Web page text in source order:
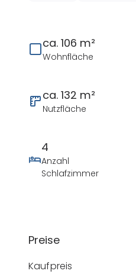
ca. 106 m²
Wohnfläche
ca. 132 m²
Nutzfläche
4
Anzahl
Schlafzimmer
Preise
Kaufpreis